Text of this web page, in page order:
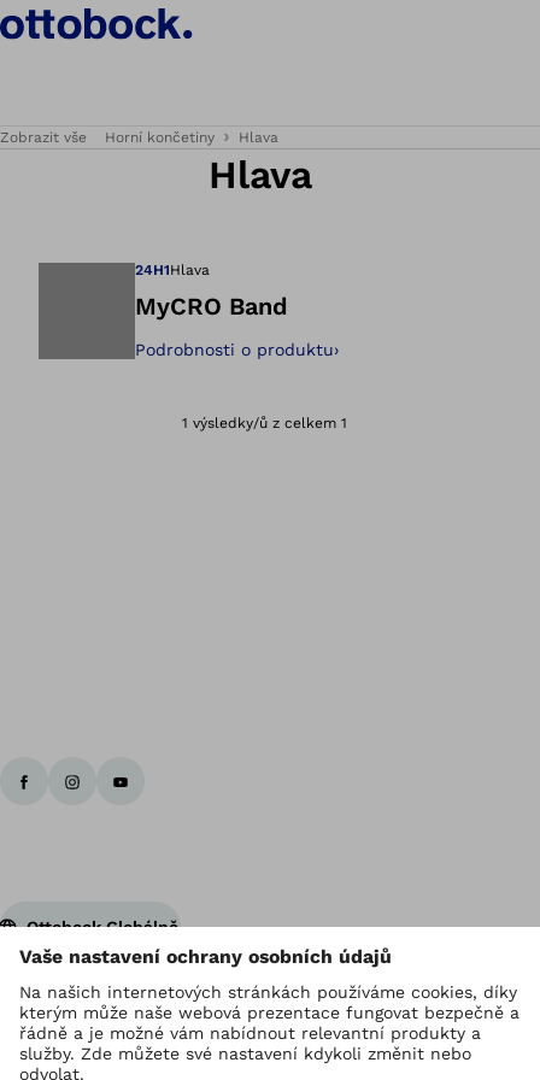
Zobrazit vše Horní končetiny Hlava
Hlava
24H1Hlava
MyCRO Band
Podrobnosti o produktu›
1 výsledky/ů z celkem 1
Ottobock Globálně
Držitelem autorských práv je Ottobock
Nastavení ochrany osobních údajů